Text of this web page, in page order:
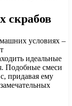
скрабов
условиях –
идеальные
Подобные смеси
придавая ему